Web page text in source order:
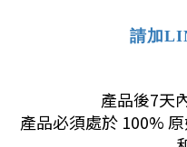
請加
產品後7天
產品必須處於 100%